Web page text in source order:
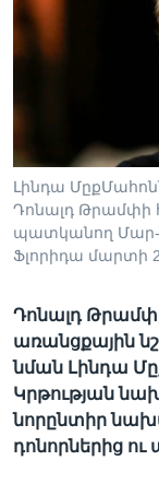
Լինդա
Դոնալդ Թրամփի
պատկանող Մար-
Ֆլորիդա մարտի
Դոնալդ
առանցքային
նման Լինդա
Կրթության
նորընտիր
դոնորներից ու